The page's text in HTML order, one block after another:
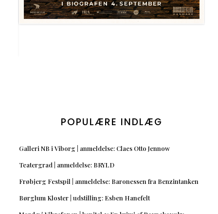
POPULÆRE INDLÆG
Galleri NB i Viborg | anmeldelse: Claes Otto Jennow
Teatergrad | anmeldelse: BRYLD
Frøbjerg Festspil | anmeldelse: Baronessen fra Benzintanken
Børglum Kloster | udstilling: Esben Hanefelt